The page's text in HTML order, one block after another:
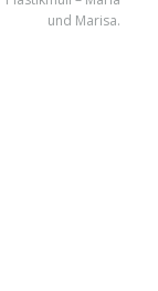
und Marisa.